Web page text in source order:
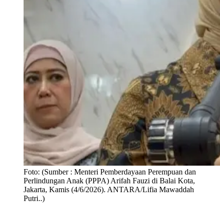
Foto: (Sumber : Menteri Pemberdayaan Perempuan dan
Perlindungan Anak (PPPA) Arifah Fauzi di Balai Kota,
Jakarta, Kamis (4/6/2026). ANTARA/Lifia Mawaddah
Putri..)